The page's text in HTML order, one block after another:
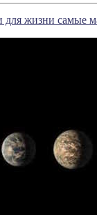
жизни самые